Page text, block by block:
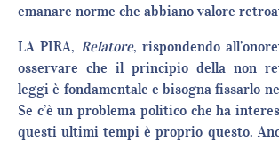
emanare norme che abbiano valore
LA PIRA, Relatore, rispondendo
osservare che il principio della non
leggi è fondamentale e bisogna fissarlo
Se c’è un problema politico che ha
questi ultimi tempi è proprio questo.